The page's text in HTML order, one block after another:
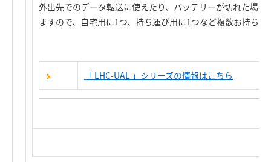
外出先でのデータ転送に使えたり、バッテリーが切れた場
ますので、自宅用に1つ、持ち運び用に1つなど複数お持ち
「 LHC-UAL 」シリーズの情報はこちら